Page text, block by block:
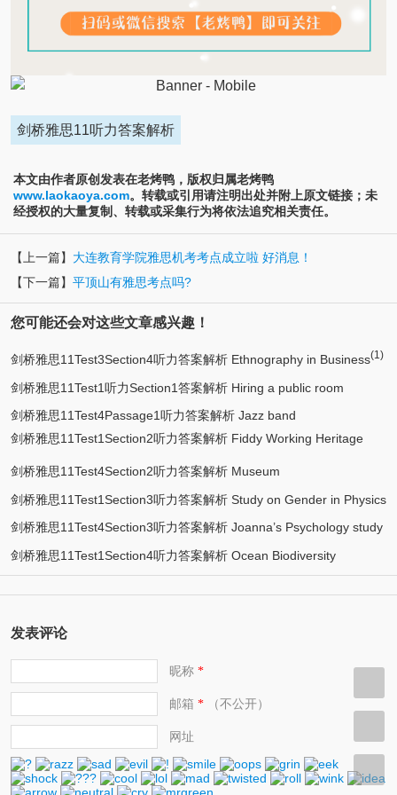
剑桥雅思11听力答案解析
本文由作者原创发表在老烤鸭，版权归属老烤鸭
www.laokaoya.com。转载或引用请注明出处并附上原文链接；未
经授权的大量复制、转载或采集行为将依法追究相关责任。
【上一篇】 大连教育学院雅思机考考点成立啦 好消息！
【下一篇】 平顶山有雅思考点吗?
您可能还会对这些文章感兴趣！
剑桥雅思11Test3Section4听力答案解析 Ethnography in Business(1)
剑桥雅思11Test1听力Section1答案解析 Hiring a public room
剑桥雅思11Test4Passage1听力答案解析 Jazz band
剑桥雅思11Test1Section2听力答案解析 Fiddy Working Heritage
Farm
剑桥雅思11Test4Section2听力答案解析 Museum
剑桥雅思11Test1Section3听力答案解析 Study on Gender in Physics
剑桥雅思11Test4Section3听力答案解析 Joanna’s Psychology study
剑桥雅思11Test1Section4听力答案解析 Ocean Biodiversity
发表评论
昵称*
邮箱 *（不公开）
网址